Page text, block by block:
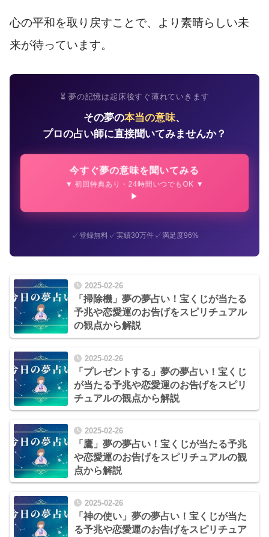
心の平和を取り戻すことで、より素晴らしい未
来が待っています。
⏳ 夢の記憶は起床後すぐ薄れていきます
その夢の本当の意味、
プロの占い師に直接聞いてみませんか？
今すぐ夢の意味を聞いてみる
▼ 初回特典あり・24時間いつでもOK ▼
✓登録無料✓実績30万件✓満足度96%
2025-02-26
「掃除機」夢の夢占い！宝くじが当たる
予兆や恋愛運のお告げをスピリチュアル
の観点から解説
2025-02-26
「プレゼントする」夢の夢占い！宝くじ
が当たる予兆や恋愛運のお告げをスピリ
チュアルの観点から解説
2025-02-26
「鷹」夢の夢占い！宝くじが当たる予兆
や恋愛運のお告げをスピリチュアルの観
点から解説
2025-02-26
「神の使い」夢の夢占い！宝くじが当た
る予兆や恋愛運のお告げをスピリチュア